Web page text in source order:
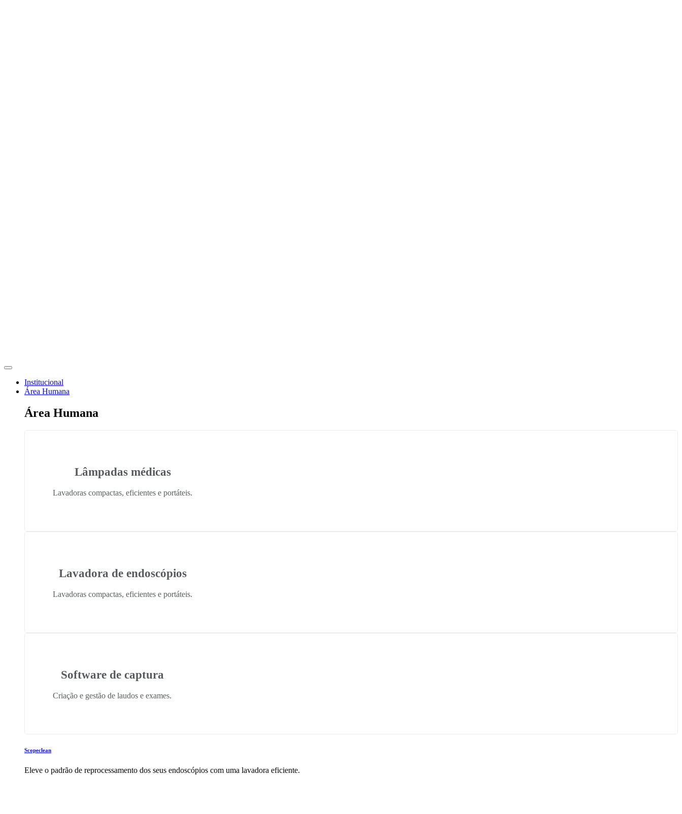
Institucional
Área Humana
Área Humana
Lâmpadas médicas
Lavadoras compactas, eficientes e portáteis.
Lavadora de endoscópios
Lavadoras compactas, eficientes e portáteis.
Software de captura
Criação e gestão de laudos e exames.
Scopeclean
Eleve o padrão de reprocessamento dos seus endoscópios com uma lavadora eficiente.